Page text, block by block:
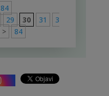
84
29 30 31
3
> 84